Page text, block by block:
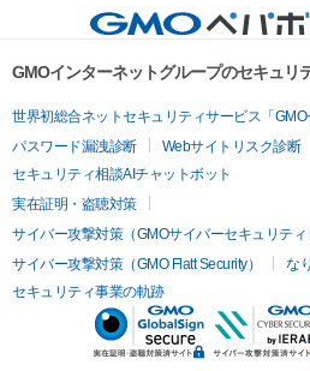
GMOインターネットグループのセキュリ
世界初総合ネットセキュリティサービス「GMO
パスワード漏洩診断
Webサイトリスク診断
セキュリティ相談AIチャットボット
実在証明・盗聴対策
サイバー攻撃対策（GMOサイバーセキュリティ
サイバー攻撃対策（GMO Flatt Security）
な
セキュリティ事業の軌跡